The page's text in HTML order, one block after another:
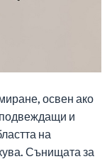
освен ако
и
на
Сънищата за